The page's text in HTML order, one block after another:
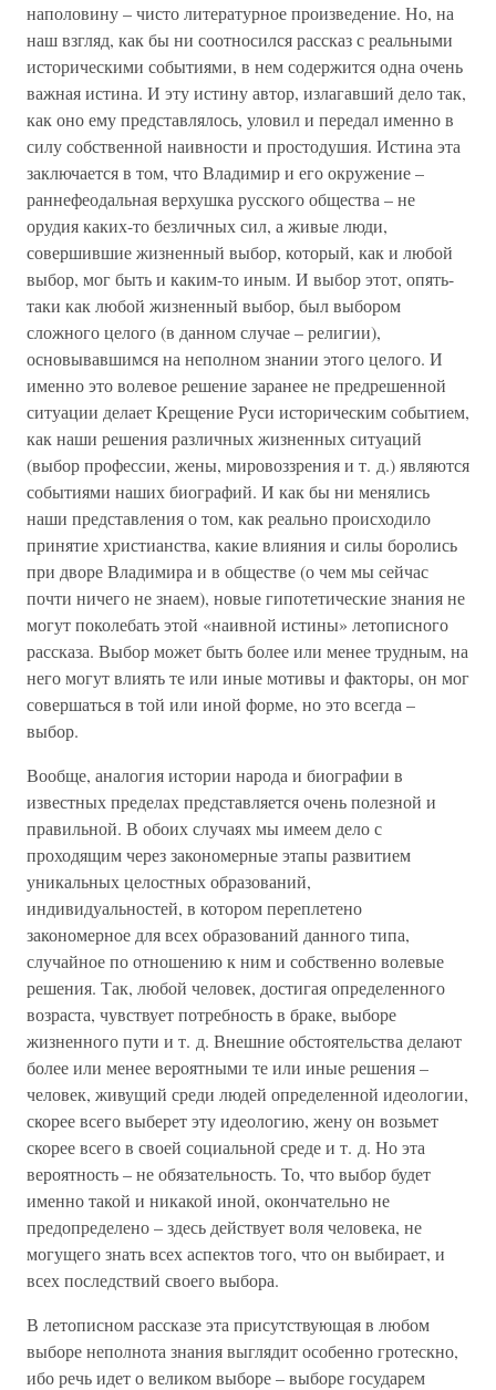
наполовину – чисто литературное произведение. Но, на
наш взгляд, как бы ни соотносился рассказ с реальными
историческими событиями, в нем содержится одна очень
важная истина. И эту истину автор, излагавший дело так,
как оно ему представлялось, уловил и передал именно в
силу собственной наивности и простодушия. Истина эта
заключается в том, что Владимир и его окружение –
раннефеодальная верхушка русского общества – не
орудия каких-то безличных сил, а живые люди,
совершившие жизненный выбор, который, как и любой
выбор, мог быть и каким-то иным. И выбор этот, опять-
таки как любой жизненный выбор, был выбором
сложного целого (в данном случае – религии),
основывавшимся на неполном знании этого целого. И
именно это волевое решение заранее не предрешенной
ситуации делает Крещение Руси историческим событием,
как наши решения различных жизненных ситуаций
(выбор профессии, жены, мировоззрения и т. д.) являются
событиями наших биографий. И как бы ни менялись
наши представления о том, как реально происходило
принятие христианства, какие влияния и силы боролись
при дворе Владимира и в обществе (о чем мы сейчас
почти ничего не знаем), новые гипотетические знания не
могут поколебать этой «наивной истины» летописного
рассказа. Выбор может быть более или менее трудным, на
него могут влиять те или иные мотивы и факторы, он мог
совершаться в той или иной форме, но это всегда –
выбор.
Вообще, аналогия истории народа и биографии в
известных пределах представляется очень полезной и
правильной. В обоих случаях мы имеем дело с
проходящим через закономерные этапы развитием
уникальных целостных образований,
индивидуальностей, в котором переплетено
закономерное для всех образований данного типа,
случайное по отношению к ним и собственно волевые
решения. Так, любой человек, достигая определенного
возраста, чувствует потребность в браке, выборе
жизненного пути и т. д. Внешние обстоятельства делают
более или менее вероятными те или иные решения –
человек, живущий среди людей определенной идеологии,
скорее всего выберет эту идеологию, жену он возьмет
скорее всего в своей социальной среде и т. д. Но эта
вероятность – не обязательность. То, что выбор будет
именно такой и никакой иной, окончательно не
предопределено – здесь действует воля человека, не
могущего знать всех аспектов того, что он выбирает, и
всех последствий своего выбора.
В летописном рассказе эта присутствующая в любом
выборе неполнота знания выглядит особенно гротескно,
ибо речь идет о великом выборе – выборе государем